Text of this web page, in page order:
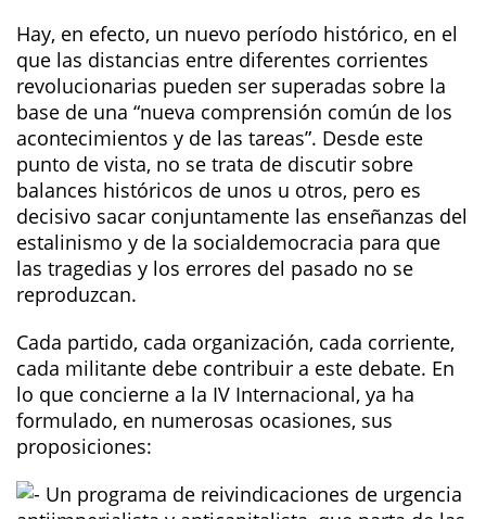
Hay, en efecto, un nuevo período histórico, en el
que las distancias entre diferentes corrientes
revolucionarias pueden ser superadas sobre la
base de una “nueva comprensión común de los
acontecimientos y de las tareas”. Desde este
punto de vista, no se trata de discutir sobre
balances históricos de unos u otros, pero es
decisivo sacar conjuntamente las enseñanzas del
estalinismo y de la socialdemocracia para que
las tragedias y los errores del pasado no se
reproduzcan.
Cada partido, cada organización, cada corriente,
cada militante debe contribuir a este debate. En
lo que concierne a la IV Internacional, ya ha
formulado, en numerosas ocasiones, sus
proposiciones:
Un programa de reivindicaciones de urgencia